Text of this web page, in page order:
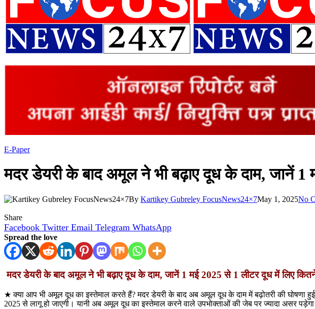
E-Paper
मदर डेयरी के बाद अमूल ने भी बढ़ाए दूध के दाम, जानें
By Kartikey Gubreley FocusNews24×7May 1, 2025No
Share
Facebook Twitter Email Telegram WhatsApp
Spread the love
मदर डेयरी के बाद अमूल ने भी बढ़ाए दूध के दाम, जानें 1 मई 2025 से 1 लीटर दूध में लिए
★ क्या आप भी अमूल दूध का इस्तेमाल करते हैं? मदर डेयरी के बाद अब अमूल दूध के दाम में बढ़ोतरी की घोषणा
2025 से लागू हो जाएगी। यानी अब अमूल दूध का इस्तेमाल करने वाले उपभोक्ताओं की जेब पर ज्यादा असर